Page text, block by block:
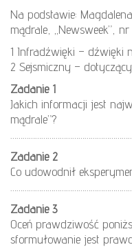
Na podstawie:
mądrale, „Newsweek”, nr
1 Infradźwięki – dźwięki
2 Sejsmiczny –
Zadanie 1
Jakich informacji jest
mądrale”?
Zadanie 2
Co udowodnił
Zadanie 3
Oceń prawdziwość
sformułowanie jest